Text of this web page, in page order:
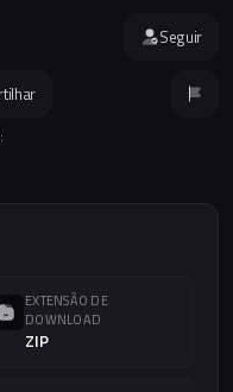
EXTENSÃO DE
DOWNLOAD
ZIP
Seguir